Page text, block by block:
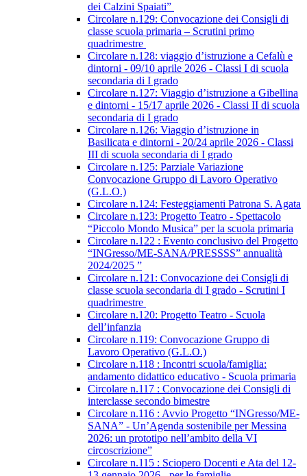
dei Calzini Spaiati”
Circolare n.129: Convocazione dei Consigli di
classe scuola primaria – Scrutini primo
quadrimestre
Circolare n.128: viaggio d’istruzione a Cefalù e
dintorni - 09/10 aprile 2026 - Classi I di scuola
secondaria di I grado
Circolare n.127: Viaggio d’istruzione a Gibellina
e dintorni - 15/17 aprile 2026 - Classi II di scuola
secondaria di I grado
Circolare n.126: Viaggio d’istruzione in
Basilicata e dintorni - 20/24 aprile 2026 - Classi
III di scuola secondaria di I grado
Circolare n.125: Parziale Variazione
Convocazione Gruppo di Lavoro Operativo
(G.L.O.)
Circolare n.124: Festeggiamenti Patrona S. Agata
Circolare n.123: Progetto Teatro - Spettacolo
“Piccolo Mondo Musica” per la scuola primaria
Circolare n.122 : Evento conclusivo del Progetto
“INGresso/ME-SANA/PRESSSS” annualità
2024/2025 ”
Circolare n.121: Convocazione dei Consigli di
classe scuola secondaria di I grado - Scrutini I
quadrimestre
Circolare n.120: Progetto Teatro - Scuola
dell’infanzia
Circolare n.119: Convocazione Gruppo di
Lavoro Operativo (G.L.O.)
Circolare n.118 : Incontri scuola/famiglia:
andamento didattico educativo - Scuola primaria
Circolare n.117 : Convocazione dei Consigli di
interclasse secondo bimestre
Circolare n.116 : Avvio Progetto “INGresso/ME-
SANA” - Un’Agenda sostenibile per Messina
2026: un prototipo nell’ambito della VI
circoscrizione”
Circolare n.115 : Sciopero Docenti e Ata del 12-